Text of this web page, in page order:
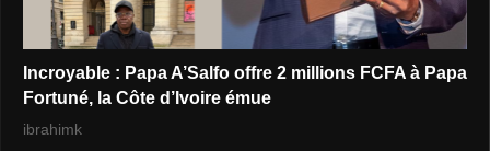
Incroyable : Papa A’Salfo offre 2 millions FCFA à Papa
Fortuné, la Côte d’Ivoire émue
ibrahimk